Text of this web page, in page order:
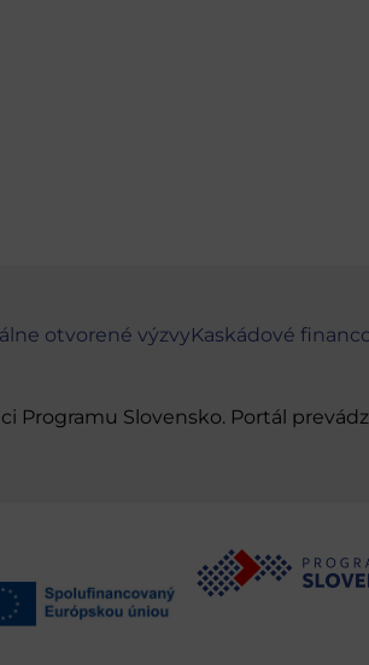
otvorené výzvyKaskádové
Programu Slovensko. Portál